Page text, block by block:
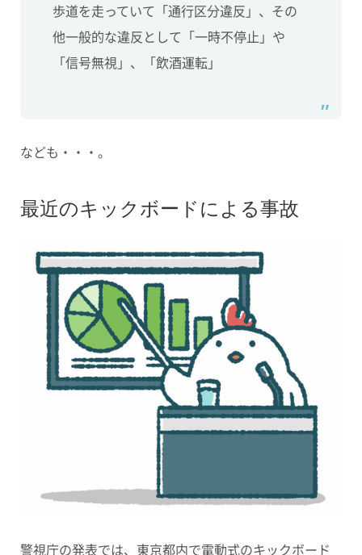
歩道を走っていて「通行区分違反」、その
他一般的な違反として「一時不停止」や
「信号無視」、「飲酒運転」
なども・・・。
最近のキックボードによる事故
警視庁の発表では、東京都内で電動式のキックボード